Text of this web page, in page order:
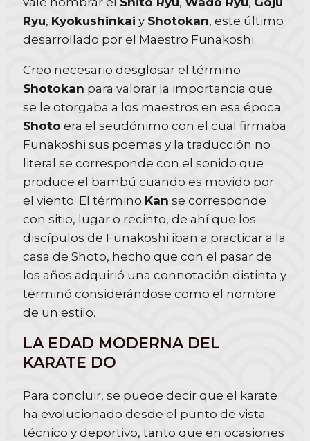
Ryu, Kyokushinkai y Shotokan, este último
desarrollado por el Maestro Funakoshi.
Creo necesario desglosar el término
Shotokan para valorar la importancia que
se le otorgaba a los maestros en esa época.
Shoto era el seudónimo con el cual firmaba
Funakoshi sus poemas y la traducción no
literal se corresponde con el sonido que
produce el bambú cuando es movido por
el viento. El término Kan se corresponde
con sitio, lugar o recinto, de ahí que los
discípulos de Funakoshi iban a practicar a la
casa de Shoto, hecho que con el pasar de
los años adquirió una connotación distinta y
terminó considerándose como el nombre
de un estilo.
LA EDAD MODERNA DEL
KARATE DO
Para concluir, se puede decir que el karate
ha evolucionado desde el punto de vista
técnico y deportivo, tanto que en ocasiones